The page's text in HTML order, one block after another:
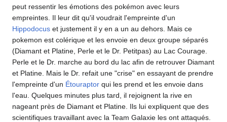
peut ressentir les émotions des pokémon avec leurs
empreintes. Il leur dit qu'il voudrait l'empreinte d'un
Hippodocus et justement il y en a un au dehors. Mais ce
pokemon est colérique et les envoie en deux groupe séparés
(Diamant et Platine, Perle et le Dr. Petitpas) au Lac Courage.
Perle et le Dr. marche au bord du lac afin de retrouver Diamant
et Platine. Mais le Dr. refait une "crise" en essayant de prendre
l'empreinte d'un Étouraptor qui les prend et les envoie dans
l'eau. Quelques minutes plus tard, il rejoignent la rive en
nageant près de Diamant et Platine. Ils lui expliquent que des
scientifiques travaillant avec la Team Galaxie les ont attaqués.